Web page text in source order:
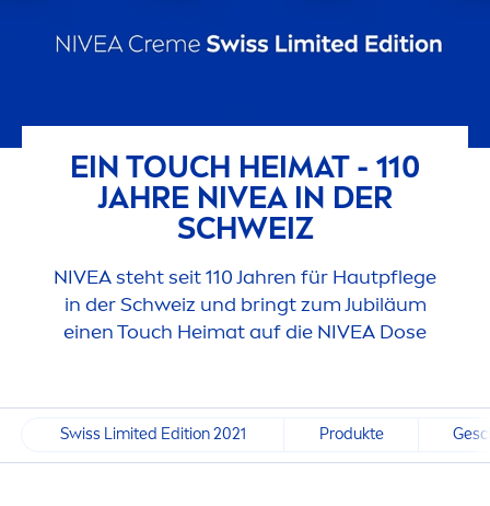
EIN TOUCH HEIMAT - 110
JAHRE NIVEAIN DER
SCHWEIZ
NIVEAsteht seit 110 Jahren für Hautpflege
in der Schweiz und bringt zum Jubiläum
einen Touch Heimat auf die NIVEA Dose
Swiss Limited Edition 2021 Produkte